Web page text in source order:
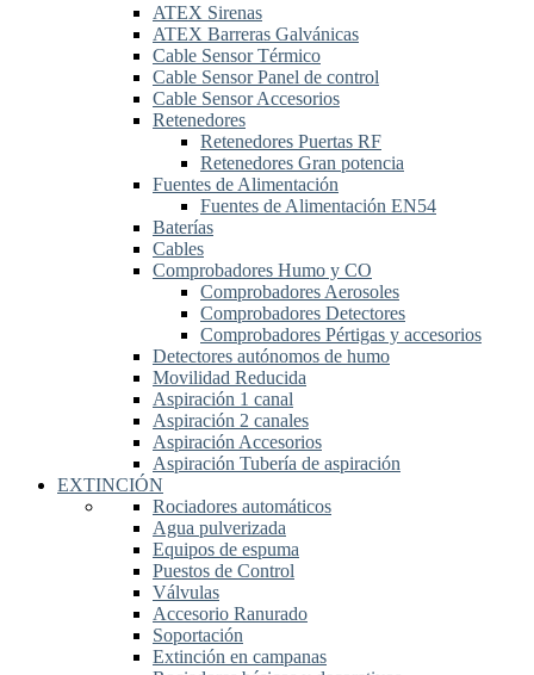
ATEX Sirenas
ATEX Barreras Galvánicas
Cable Sensor Térmico
Cable Sensor Panel de control
Cable Sensor Accesorios
Retenedores
Retenedores Puertas RF
Retenedores Gran potencia
Fuentes de Alimentación
Fuentes de Alimentación EN54
Baterías
Cables
Comprobadores Humo y CO
Comprobadores Aerosoles
Comprobadores Detectores
Comprobadores Pértigas y accesorios
Detectores autónomos de humo
Movilidad Reducida
Aspiración 1 canal
Aspiración 2 canales
Aspiración Accesorios
Aspiración Tubería de aspiración
EXTINCIÓN
Rociadores automáticos
Agua pulverizada
Equipos de espuma
Puestos de Control
Válvulas
Accesorio Ranurado
Soportación
Extinción en campanas